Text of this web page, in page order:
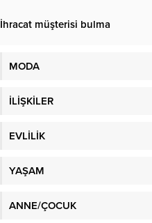
İhracat müşterisi bulma
MODA
İLİŞKİLER
EVLİLİK
YAŞAM
ANNE/ÇOCUK